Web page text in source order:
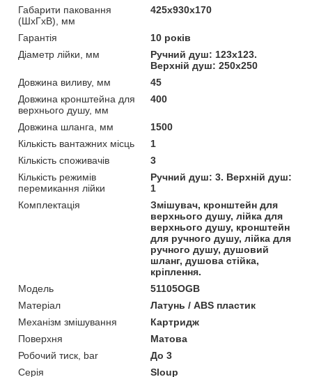
Габарити паковання
(ШхГхВ), мм
425х930х170
Гарантія
10 років
Діаметр лійки, мм
Ручний душ: 123х123.
Верхній душ: 250х250
Довжина виливу, мм
45
Довжина кронштейна для
верхнього душу, мм
400
Довжина шланга, мм
1500
Кількість вантажних місць
1
Кількість споживачів
3
Кількість режимів
перемикання лійки
Ручний душ: 3. Верхній душ:
1
Комплектація
Змішувач, кронштейн для
верхнього душу, лійка для
верхнього душу, кронштейн
для ручного душу, лійка для
ручного душу, душовий
шланг, душова стійка,
кріплення.
Мoдель
51105OGB
Матеріал
Латунь / ABS пластик
Механізм змішування
Картридж
Поверхня
Матова
Робочий тиск, bar
До 3
Серія
Sloup